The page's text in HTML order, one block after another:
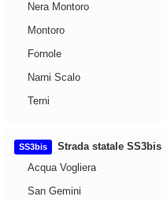
Nera Montoro
Montoro
Fornole
Narni Scalo
Terni
SS3bis
Strada statale SS3bis
Acqua Vogliera
San Gemini